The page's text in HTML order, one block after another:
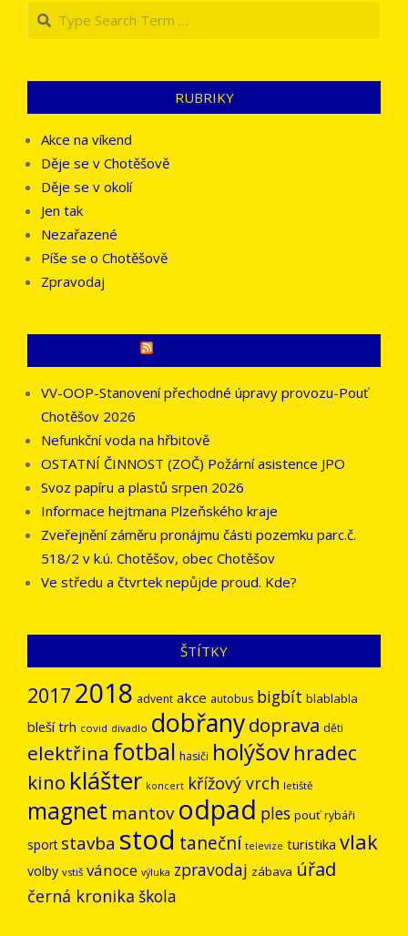
Search
RUBRIKY
Akce na víkend
Děje se v Chotěšově
Děje se v okolí
Jen tak
Nezařazené
Píše se o Chotěšově
Zpravodaj
VV-OOP-Stanovení přechodné úpravy provozu-Pouť
Chotěšov 2026
Nefunkční voda na hřbitově
OSTATNÍ ČINNOST (ZOČ) Požární asistence JPO
Svoz papíru a plastů srpen 2026
Informace hejtmana Plzeňského kraje
Zveřejnění záměru pronájmu části pozemku parc.č.
518/2 v k.ú. Chotěšov, obec Chotěšov
Ve středu a čtvrtek nepůjde proud. Kde?
ŠTÍTKY
2017 2018 advent akce autobus bigbít blablabla
bleší trh covid divadlo dobřanydoprava děti
elektřina fotbal hasiči holýšov hradec
kino klášter koncert křížový vrch letiště
magnet mantov odpad ples pouť rybáři
sport stavba stod taneční televize turistika vlak
volby vstiš vánoce výluka zpravodaj zábava úřad
černá kronika škola